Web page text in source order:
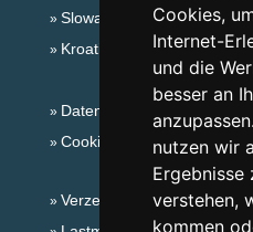
Cookies,
Internet-
und die
besser an
nutzen wir
Ergebnisse
verstehen,
kommen
Slowakische Gebirge
Kroatien
Datenschutz
Cookies
Verzeichnis der Unterkunft